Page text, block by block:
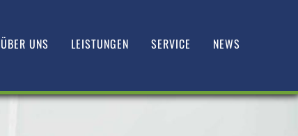
ÜBER UNS LEISTUNGEN SERVICE NEWS